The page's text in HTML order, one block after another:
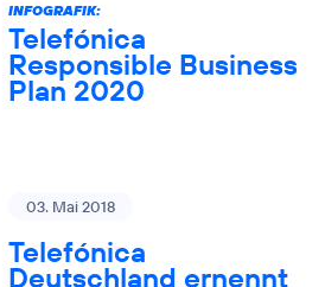
INFOGRAFIK:
Telefónica
Responsible Business
Plan 2020
03. Mai 2018
Telefónica
Deutschland ernennt